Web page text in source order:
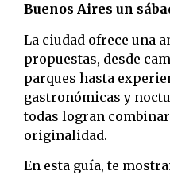
Buenos Aires un
La ciudad ofrece una
propuestas, desde
parques hasta
gastronómicas y
todas logran
originalidad.
En esta guía, te